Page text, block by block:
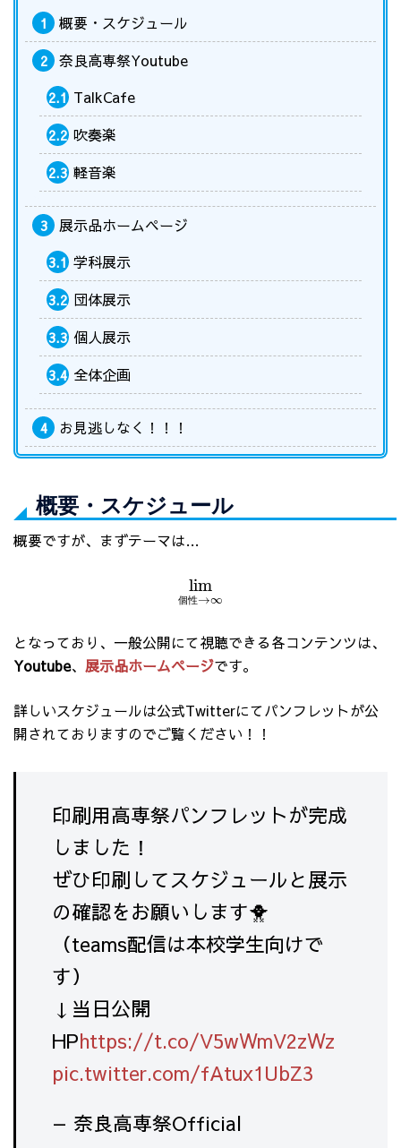
1 概要・スケジュール
2 奈良高専祭Youtube
2.1 TalkCafe
2.2 吹奏楽
2.3 軽音楽
3 展示品ホームページ
3.1 学科展示
3.2 団体展示
3.3 個人展示
3.4 全体企画
4 お見逃しなく！！！
概要・スケジュール
概要ですが、まずテーマは…
lim
個性→∞
となっており、一般公開にて視聴できる各コンテンツは、
Youtube、 展示品ホームページです。
詳しいスケジュールは公式Twitterにてパンフレットが公
開されておりますのでご覧ください！！
印刷用高専祭パンフレットが完成
しました！
ぜひ印刷してスケジュールと展示
の確認をお願いします🐥
（teams配信は本校学生向けで
す）
↓当日公開
HPhttps://t.co/V5wWmV2zWz
pic.twitter.com/fAtux1UbZ3
— 奈良高専祭Official